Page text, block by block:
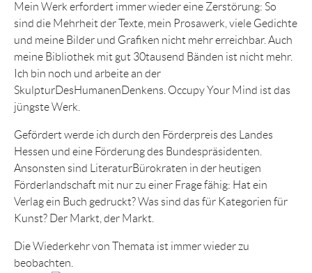
Mein Werk erfordert immer wieder eine Zerstörung: So
sind die Mehrheit der Texte, mein Prosawerk, viele Gedichte
und meine Bilder und Grafiken nicht mehr erreichbar. Auch
meine Bibliothek mit gut 30tausend Bänden ist nicht mehr.
Ich bin noch und arbeite an der
SkulpturDesHumanenDenkens. Occupy Your Mind ist das
jüngste Werk.
Gefördert werde ich durch den Förderpreis des Landes
Hessen und eine Förderung des Bundespräsidenten.
Ansonsten sind LiteraturBürokraten in der heutigen
Förderlandschaft mit nur zu einer Frage fähig: Hat ein
Verlag ein Buch gedruckt? Was sind das für Kategorien für
Kunst? Der Markt, der Markt.
Die Wiederkehr von Themata ist immer wieder zu
beobachten.